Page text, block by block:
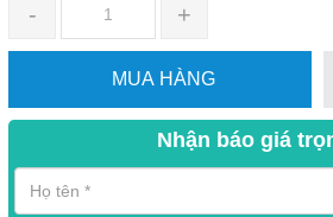
- +
MUA HÀNG
Nhận báo giá